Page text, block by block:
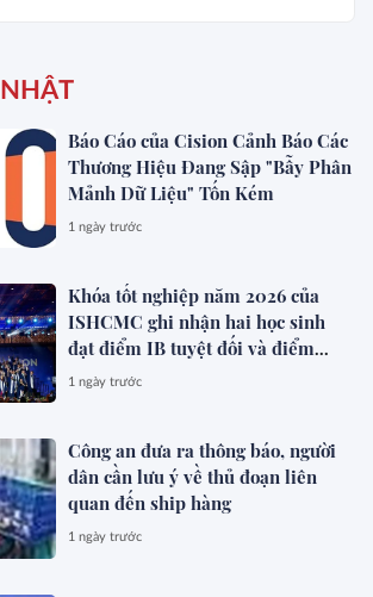
Báo Cáo của Cision Cảnh Báo Các
Thương Hiệu Đang Sập "Bẫy Phân
Mảnh Dữ Liệu" Tốn Kém
1 ngày trước
Khóa tốt nghiệp năm 2026 của
ISHCMC ghi nhận hai học sinh
đạt điểm IB tuyệt đối và điểm
trung bình toàn khóa đạt 34,5
1 ngày trước
Công an đưa ra thông báo, người
dân cần lưu ý về thủ đoạn liên
quan đến ship hàng
1 ngày trước